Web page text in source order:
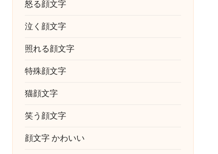
怒る顔文字
泣く顔文字
照れる顔文字
特殊顔文字
猫顔文字
笑う顔文字
顔文字 かわいい